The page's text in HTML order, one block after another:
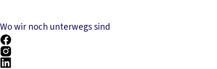
Wo wir noch unterwegs sind